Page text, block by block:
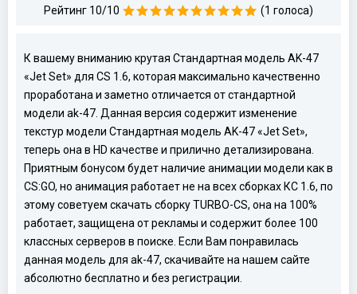
Рейтинг 10/10 (1 голоса)
К вашему вниманию крутая Стандартная модель AK-47
«Jet Set» для CS 1.6, которая максимально качественно
проработана и заметно отличается от стандартной
модели ak-47. Данная версия содержит изменение
текстур модели Стандартная модель AK-47 «Jet Set»,
теперь она в HD качестве и прилично детализирована.
Приятным бонусом будет наличие анимации модели как в
CS:GO, но анимация работает не на всех сборках КС 1.6, по
этому советуем скачать сборку TURBO-CS, она на 100%
работает, защищена от рекламы и содержит более 100
классных серверов в поиске. Если Вам понравилась
данная модель для ak-47, скачивайте на нашем сайте
абсолютно бесплатно и без регистрации.